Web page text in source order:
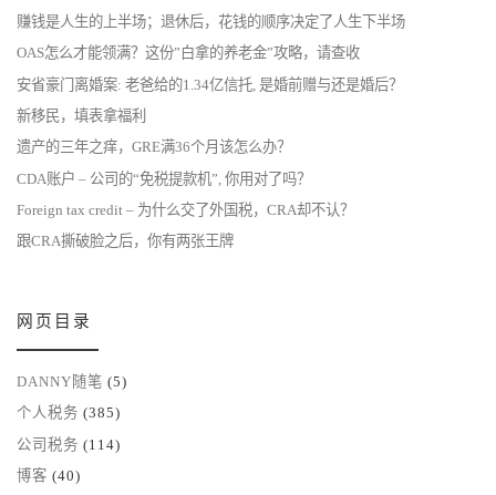
赚钱是人生的上半场；退休后，花钱的顺序决定了人生下半场
OAS怎么才能领满？这份”白拿的养老金”攻略，请查收
安省豪门离婚案: 老爸给的1.34亿信托, 是婚前赠与还是婚后？
新移民，填表拿福利
遗产的三年之痒，GRE满36个月该怎么办？
CDA账户 – 公司的“免税提款机”, 你用对了吗？
Foreign tax credit – 为什么交了外国税，CRA却不认？
跟CRA撕破脸之后，你有两张王牌
网页目录
DANNY随笔 (5)
个人税务 (385)
公司税务 (114)
博客 (40)